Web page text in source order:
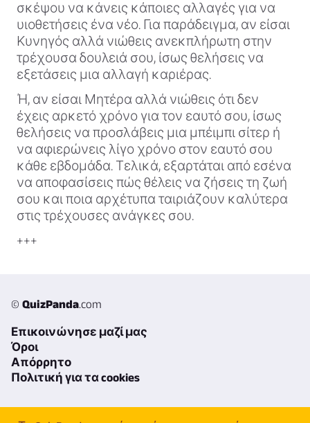
σκέψου να κάνεις κάποιες αλλαγές για να
υιοθετήσεις ένα νέο. Για παράδειγμα, αν είσαι
Κυνηγός αλλά νιώθεις ανεκπλήρωτη στην
τρέχουσα δουλειά σου, ίσως θελήσεις να
εξετάσεις μια αλλαγή καριέρας.
Ή, αν είσαι Μητέρα αλλά νιώθεις ότι δεν
έχεις αρκετό χρόνο για τον εαυτό σου, ίσως
θελήσεις να προσλάβεις μια μπέιμπι σίτερ ή
να αφιερώνεις λίγο χρόνο στον εαυτό σου
κάθε εβδομάδα. Τελικά, εξαρτάται από εσένα
να αποφασίσεις πώς θέλεις να ζήσεις τη ζωή
σου και ποια αρχέτυπα ταιριάζουν καλύτερα
στις τρέχουσες ανάγκες σου.
+++
© QuizPanda.com
Επικοινώνησε μαζί μας
Όροι
Απόρρητο
Πολιτική για τα cookies